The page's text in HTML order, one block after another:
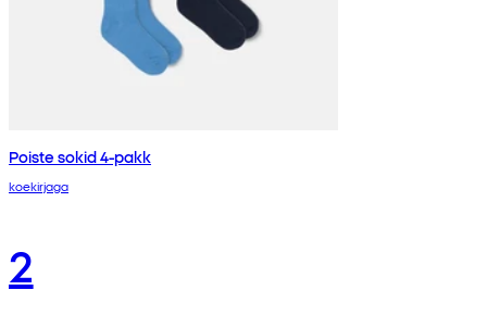
Poiste sokid 4-pakk
koekirjaga
2